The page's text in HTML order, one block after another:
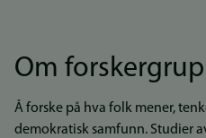
Om
Å forske på hva folk mener,
demokratisk samfunn. Studier